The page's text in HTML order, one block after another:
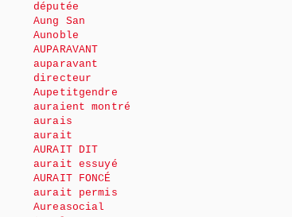
députée
Aung San
Aunoble
AUPARAVANT
auparavant
directeur
Aupetitgendre
auraient montré
aurais
aurait
AURAIT DIT
aurait essuyé
AURAIT FONCÉ
aurait permis
Aureasocial